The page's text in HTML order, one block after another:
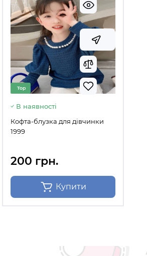
Top
В наявності
Кофта-блузка для дівчинки
1999
200 грн.
Купити